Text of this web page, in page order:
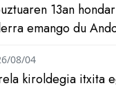
13an
emango du
kiroldegia itxita
08/04